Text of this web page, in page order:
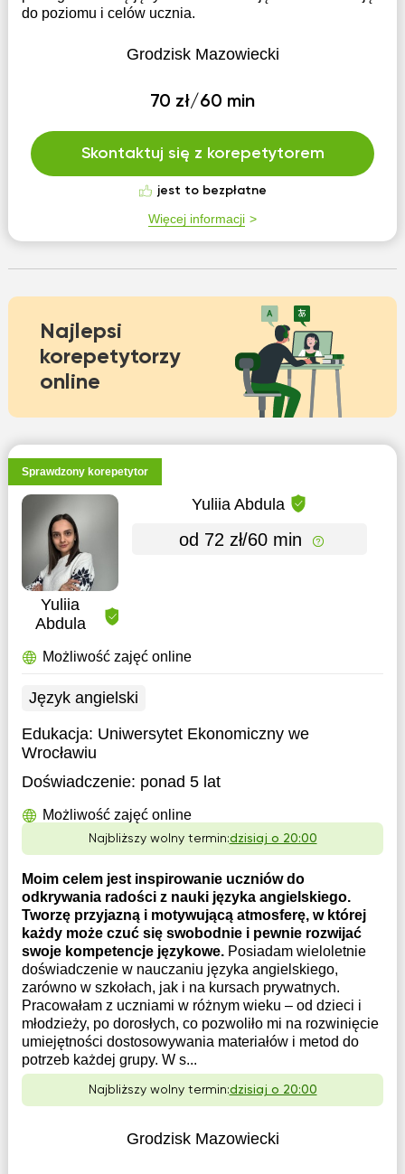
do poziomu i celów ucznia.
Grodzisk Mazowiecki
70 zł/60 min
Skontaktuj się z korepetytorem
jest to bezpłatne
Więcej informacji
Najlepsi
korepetytorzy
online
Sprawdzony korepetytor
Yuliia
Abdula
Yuliia Abdula
od 72 zł/60 min
Możliwość zajęć online
Język angielski
Edukacja: Uniwersytet Ekonomiczny we
Wrocławiu
Doświadczenie: ponad 5 lat
Możliwość zajęć online
Najbliższy wolny termin:dzisiaj o 20:00
Moim celem jest inspirowanie uczniów do
odkrywania radości z nauki języka angielskiego.
Tworzę przyjazną i motywującą atmosferę, w której
każdy może czuć się swobodnie i pewnie rozwijać
swoje kompetencje językowe. Posiadam wieloletnie
doświadczenie w nauczaniu języka angielskiego,
zarówno w szkołach, jak i na kursach prywatnych.
Pracowałam z uczniami w różnym wieku – od dzieci i
młodzieży, po dorosłych, co pozwoliło mi na rozwinięcie
umiejętności dostosowywania materiałów i metod do
potrzeb każdej grupy. W s...
Najbliższy wolny termin:dzisiaj o 20:00
Grodzisk Mazowiecki